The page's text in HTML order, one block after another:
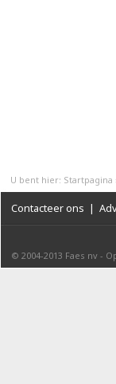
U bent hier: Startpagina
Contacteer ons |
© 2004-2013 Faes nv -